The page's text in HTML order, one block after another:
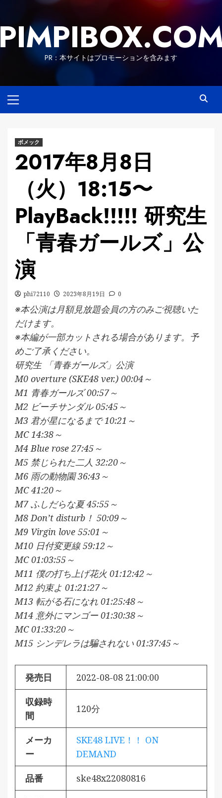
content
PR：本サイトはプロモーションを含みます
Menu
ボメック
2017年8月8日
（火）18:15〜
PlayBack!!!!! 研究生
「青春ガールズ」公
演
phi72110 2023年8月19日 0
※本公演は月額見放題会員の方のみご視聴いた
だけます。
※本編が一部カットされる場合があります。予
めご了承ください。
研究生 「青春ガールズ」公演
M0 overture (SKE48 ver.) 00:04～
M1 青春ガールズ 00:57～
M2 ビーチサンダル 05:45～
M3 君が星になるまで 10:21～
MC 14:38～
M4 Blue rose 27:45～
M5 禁じられた二人 32:20～
M6 雨の動物園 36:43～
MC 41:20～
M7 ふしだらな夏 45:55～
M8 Don’t disturb！ 50:09～
M9 Virgin love 55:01～
M10 日付変更線 59:12～
MC 01:03:55～
M11 僕の打ち上げ花火 01:12:42～
M12 約束よ 01:21:27～
M13 転がる石になれ 01:25:48～
M14 意外にマンゴー 01:30:38～
MC 01:33:20～
M15 シンデレラは騙されない 01:37:45～
発売日 2022-08-08 21:00:00
収録時
間
120分
メーカ
ー
SKE48 LIVE！！ ON
DEMAND
品番 ske48x22080816